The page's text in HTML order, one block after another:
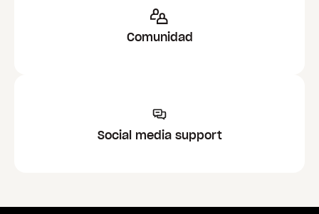
Comunidad
Social media support